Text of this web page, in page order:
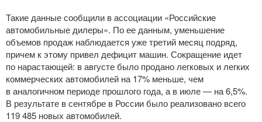
Такие данные сообщили в ассоциации «Российские
автомобильные дилеры». По ее данным, уменьшение
объемов продаж наблюдается уже третий месяц подряд,
причем к этому привел дефицит машин. Сокращение идет
по нарастающей: в августе было продано легковых и легких
коммерческих автомобилей на 17% меньше, чем
в аналогичном периоде прошлого года, а в июле — на 6,5%.
В результате в сентябре в России было реализовано всего
119 485 новых автомобилей.